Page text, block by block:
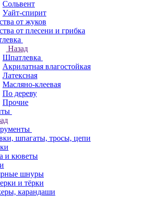
Сольвент
Уайт-спирит
от жуков
от плесени и грибка
Назад
Шпатлевка
Акрилатная влагостойкая
Латексная
Масляно-клеевая
По дереву
Прочие
шпагаты, тросы, цепи
и кюветы
шнуры
и тёрки
карандаши